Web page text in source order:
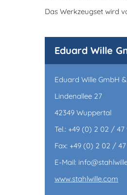
Das Werkzeugset wird
Eduard Wille
Eduard Wille GmbH
Lindenallee 27
42349 Wuppertal
Tel.: +49 (0) 2 02 / 47
Fax: +49 (0) 2 02 /
E-Mail:
www.stahlwille.com